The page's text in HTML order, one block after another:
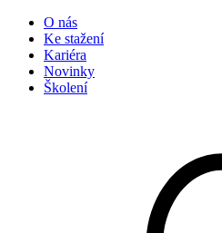
O nás
Ke stažení
Kariéra
Novinky
Školení